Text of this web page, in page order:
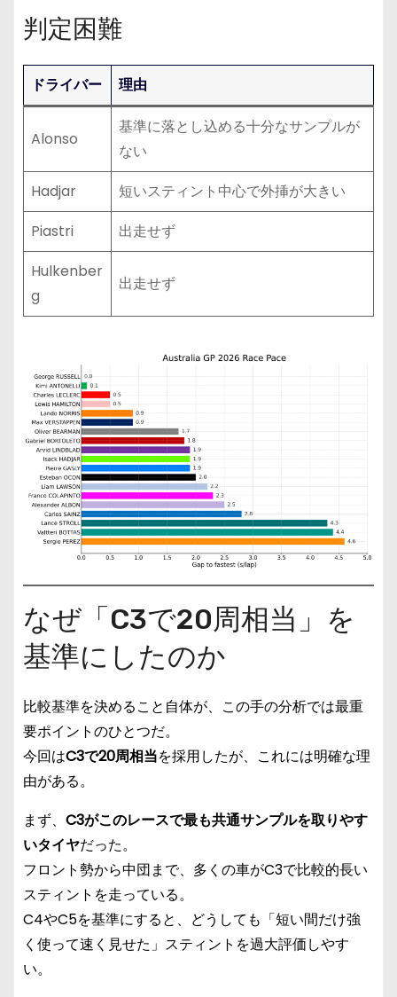
判定困難
ドライバー 理由
Alonso
基準に落とし込める十分なサンプルが
ない
Hadjar
短いスティント中心で外挿が大きい
Piastri
出走せず
Hulkenber
g
出走せず
なぜ「C3で20周相当」を
基準にしたのか
比較基準を決めること自体が、この手の分析では最重
要ポイントのひとつだ。
今回はC3で20周相当を採用したが、これには明確な理
由がある。
まず、 C3がこのレースで最も共通サンプルを取りやす
いタイヤだった。
フロント勢から中団まで、多くの車がC3で比較的長い
スティントを走っている。
C4やC5を基準にすると、どうしても「短い間だけ強
く使って速く見せた」スティントを過大評価しやす
い。